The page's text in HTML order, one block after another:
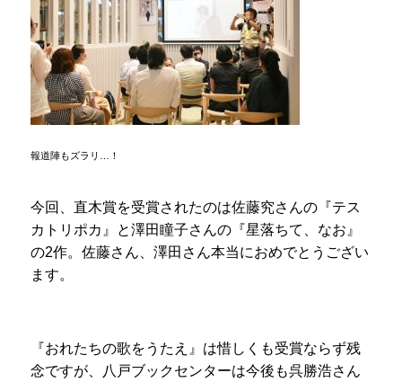
報道陣もズラリ…！
今回、直木賞を受賞されたのは佐藤究さんの『テス
カトリポカ』と澤田瞳子さんの『星落ちて、なお』
の2作。佐藤さん、澤田さん本当におめでとうござい
ます。
『おれたちの歌をうたえ』は惜しくも受賞ならず残
念ですが、八戸ブックセンターは今後も呉勝浩さん